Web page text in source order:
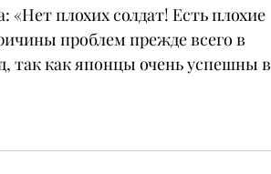
плохих солдат! Есть плохие
проблем прежде всего в
так как японцы очень успешны в